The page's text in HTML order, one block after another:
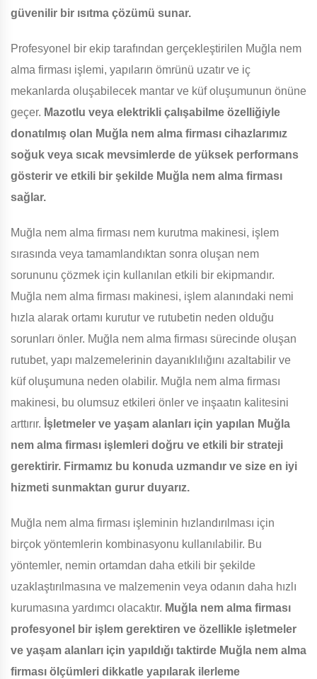
güvenilir bir ısıtma çözümü sunar.
Profesyonel bir ekip tarafından gerçekleştirilen Muğla nem
alma firması işlemi, yapıların ömrünü uzatır ve iç
mekanlarda oluşabilecek mantar ve küf oluşumunun önüne
geçer. Mazotlu veya elektrikli çalışabilme özelliğiyle
donatılmış olan Muğla nem alma firması cihazlarımız
soğuk veya sıcak mevsimlerde de yüksek performans
gösterir ve etkili bir şekilde Muğla nem alma firması
sağlar.
Muğla nem alma firması nem kurutma makinesi, işlem
sırasında veya tamamlandıktan sonra oluşan nem
sorununu çözmek için kullanılan etkili bir ekipmandır.
Muğla nem alma firması makinesi, işlem alanındaki nemi
hızla alarak ortamı kurutur ve rutubetin neden olduğu
sorunları önler. Muğla nem alma firması sürecinde oluşan
rutubet, yapı malzemelerinin dayanıklılığını azaltabilir ve
küf oluşumuna neden olabilir. Muğla nem alma firması
makinesi, bu olumsuz etkileri önler ve inşaatın kalitesini
arttırır. İşletmeler ve yaşam alanları için yapılan Muğla
nem alma firması işlemleri doğru ve etkili bir strateji
gerektirir. Firmamız bu konuda uzmandır ve size en iyi
hizmeti sunmaktan gurur duyarız.
Muğla nem alma firması işleminin hızlandırılması için
birçok yöntemlerin kombinasyonu kullanılabilir. Bu
yöntemler, nemin ortamdan daha etkili bir şekilde
uzaklaştırılmasına ve malzemenin veya odanın daha hızlı
kurumasına yardımcı olacaktır. Muğla nem alma firması
profesyonel bir işlem gerektiren ve özellikle işletmeler
ve yaşam alanları için yapıldığı taktirde Muğla nem alma
firması ölçümleri dikkatle yapılarak ilerleme